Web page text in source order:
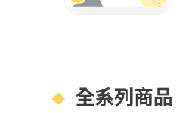
全系列商品